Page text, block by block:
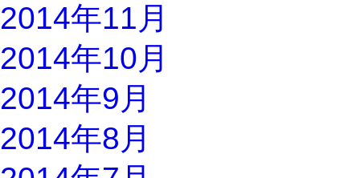
2014年11月
2014年10月
2014年9月
2014年8月